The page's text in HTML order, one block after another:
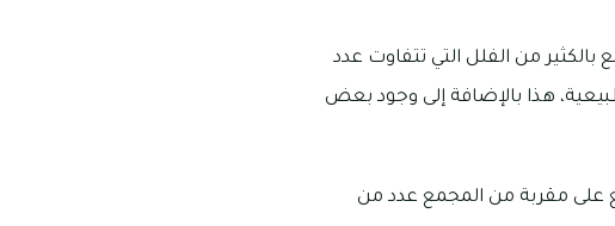
من الفلل التي تتفاوت عدد
الطبيعية، هذا بالإضافة إلى وجود بعض
على مقربة من المجمع عدد من